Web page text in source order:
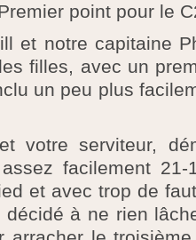
point pour le
et notre capitaine
filles, avec un
un peu plus
votre serviteur,
facilement
et avec trop de
décidé à ne rien